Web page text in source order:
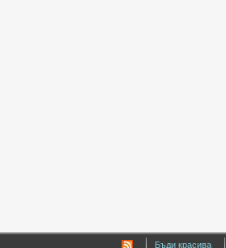
Бъди красива